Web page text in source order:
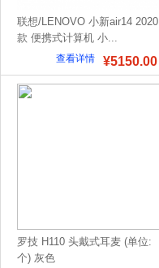
联想/LENOVO 小新air14 2020
款 便携式计算机 小...
¥5150.00
查看详情
罗技 H110 头戴式耳麦 (单位:
个) 灰色